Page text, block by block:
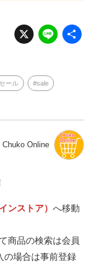
X Li
n
セール sale
Chuko Online
ンストア） へ移動
商品の検索は会員
の場合は事前登録